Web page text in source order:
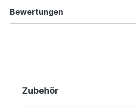
Bewertungen
Produktgalerie überspringen
Zubehör